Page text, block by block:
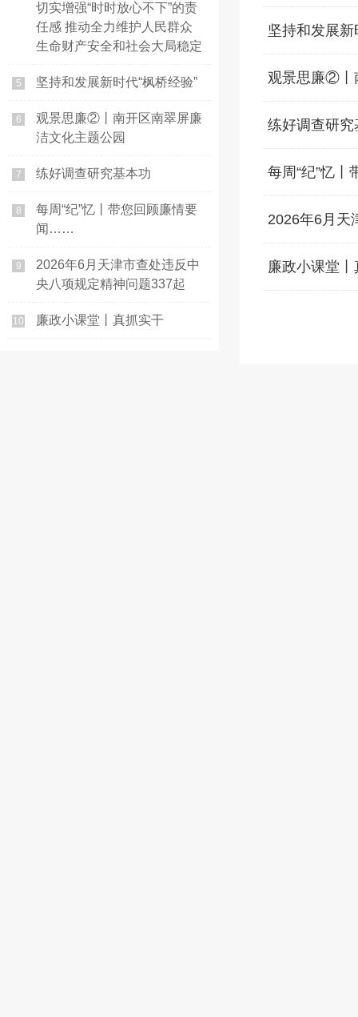
切实增强“时时放心不下”的责
任感 推动全力维护人民群众
生命财产安全和社会大局稳定
5 坚持和发展新时代“枫桥经验”
6
观景思廉②丨南开区南翠屏廉
洁文化主题公园
7 练好调查研究基本功
8
每周“纪”忆丨带您回顾廉情要
闻……
9
2026年6月天津市查处违反中
央八项规定精神问题337起
10 廉政小课堂丨真抓实干
坚持和发展新
观景思廉②丨
练好调查研究
每周“纪”忆
2026年6月天
廉政小课堂